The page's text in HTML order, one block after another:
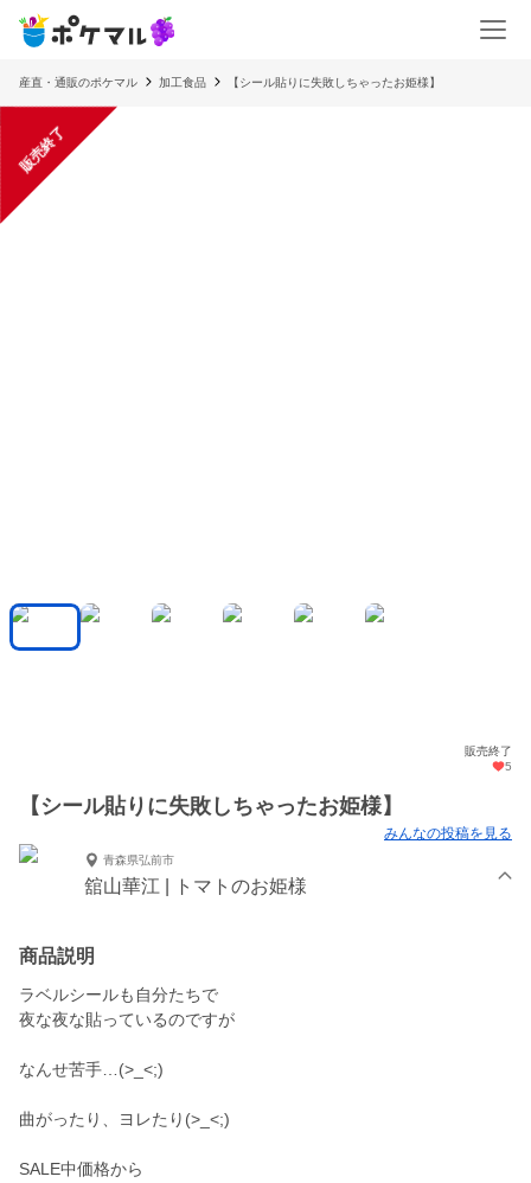
産直・通販のポケマル 加工食品 【シール貼りに失敗しちゃったお姫様】
販売終了
販売終了
5
【シール貼りに失敗しちゃったお姫様】
みんなの投稿を見る
青森県弘前市
舘山華江 | トマトのお姫様
商品説明
ラベルシールも自分たちで
夜な夜な貼っているのですが
なんせ苦手…(>_<;)
曲がったり、ヨレたり(>_<;)
SALE中価格から